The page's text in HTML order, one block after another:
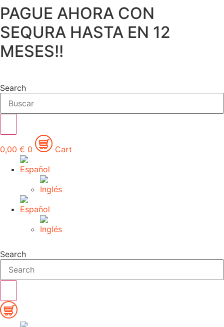
Ir
al
contenido
PAGUE AHORA CON
SEQURA HASTA EN 12
MESES!!
Search
0,00 € 0 Cart
Search